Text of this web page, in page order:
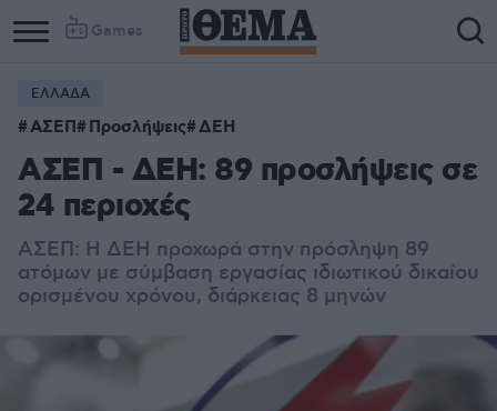
Games
ΕΛΛΑΔΑ
ΑΣΕΠ Προσλήψεις ΔΕΗ
ΑΣΕΠ - ΔΕΗ: 89 προσλήψεις σε
24 περιοχές
ΑΣΕΠ: Η ΔΕΗ προχωρά στην πρόσληψη 89
ατόμων με σύμβαση εργασίας ιδιωτικού δικαίου
ορισμένου χρόνου, διάρκειας 8 μηνών